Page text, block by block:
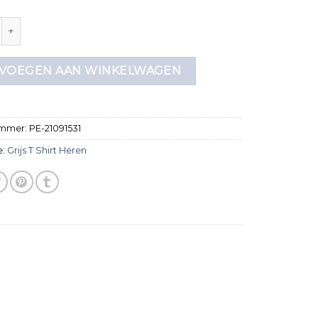
heren aantal
AAN WINKELWAGEN
PE-21091531
Grijs T Shirt Heren